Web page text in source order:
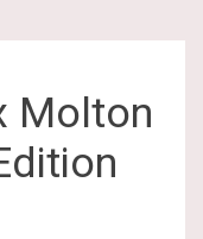
Molton